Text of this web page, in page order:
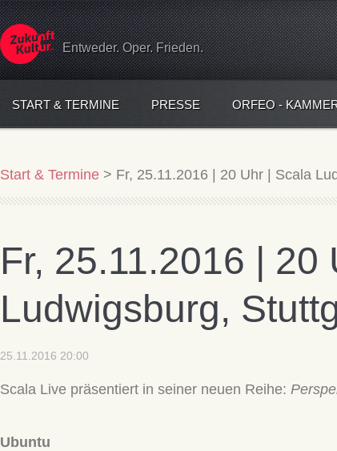
Entweder. Oper. Frieden.
START & TERMINE PRESSE ORFEO -
Start & Termine > Fr, 25.11.2016 | 20 Uhr | Scala
Fr, 25.11.2016 | 20
Ludwigsburg,
25.11.2016 20:00
Scala Live präsentiert in seiner neuen Reihe:
Ubuntu